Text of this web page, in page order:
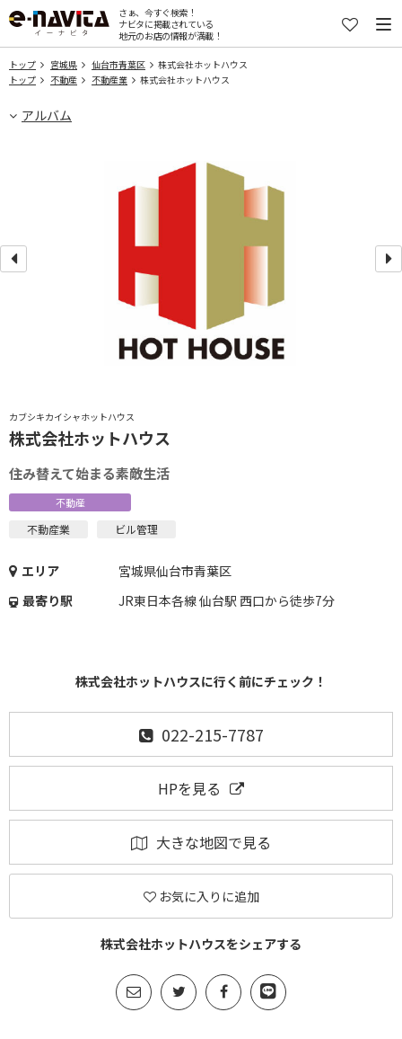
さぁ、今すぐ検索！
ナビタに掲載されている
地元のお店の情報が満載！
トップ 宮城県 仙台市青葉区
株式会社ホットハウス
トップ
不動産 不動産業 株式会社ホットハウス
アルバム
カブシキカイシャホットハウス
株式会社ホットハウス
住み替えて始まる素敵生活
不動産
不動産業 ビル管理
エリア
宮城県仙台市青葉区
最寄り駅
JR東日本各線 仙台駅 西口から徒歩7分
株式会社ホットハウスに行く前にチェック！
022-215-7787
HPを見る
大きな地図で見る
お気に入りに追加
株式会社ホットハウスをシェアする